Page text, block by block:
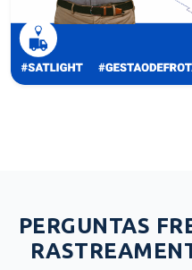
PERGUNTAS